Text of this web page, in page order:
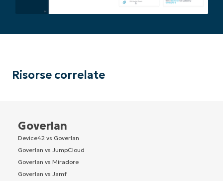
Risorse correlate
Goverlan
Device42 vs Goverlan
Goverlan vs JumpCloud
Goverlan vs Miradore
Goverlan vs Jamf